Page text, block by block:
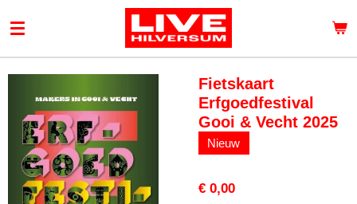
direct
Fietskaart
Erfgoedfestival
Gooi & Vecht 2025
Nieuw
€ 0,00